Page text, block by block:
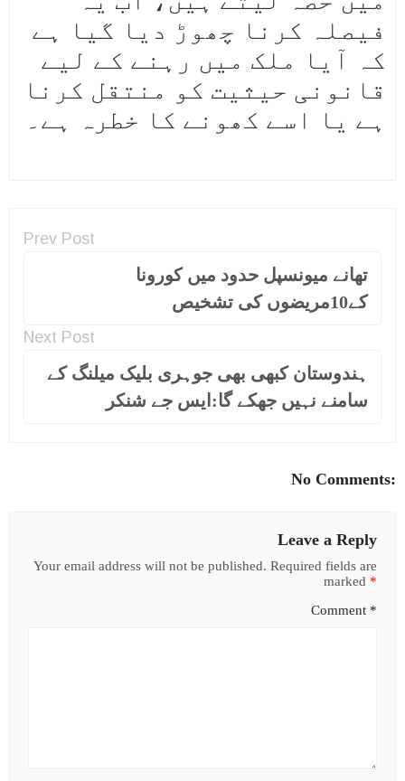
فیصلہ کرنا چھوڑ دیا گیا ہے
کہ آیا ملک میں رہنے کے لیے
قانونی حیثیت کو منتقل کرنا
ہے یا اسے کھونے کا خطرہ ہے۔
Prev Post
تھانے میونسپل حدود میں کورونا
کے10مریضوں کی تشخیص
Next Post
ہندوستان کبھی بھی جوہری بلیک میلنگ کے
سامنے نہیں جھکے گا:ایس جے شنکر
No Comments:
Leave a Reply
Your email address will not be published. Required fields are
marked *
Comment *